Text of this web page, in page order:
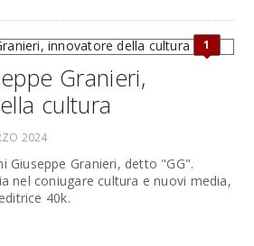
1
Granieri,
cultura
2024
Giuseppe Granieri, detto "GG".
nel coniugare cultura e nuovi media,
40k.